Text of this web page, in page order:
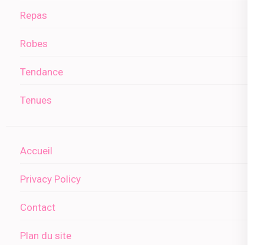
Repas
Robes
Tendance
Tenues
Accueil
Privacy Policy
Contact
Plan du site